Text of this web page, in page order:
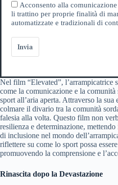
Acconsento alla
li trattino per proprie finalità di
automatizzate e tradizionali di
Invia
Nel film “Elevated”, l’arrampicatrice
come la comunicazione e la
sport all’aria aperta. Attraverso la sua
colmare il divario tra la comunità
falesia alla volta. Questo film non
resilienza e determinazione,
di inclusione nel mondo
riflettere su come lo sport possa
promuovendo la comprensione e
Rinascita dopo la Devastazione